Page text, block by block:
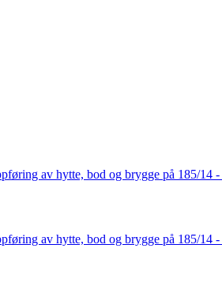
av hytte, bod og brygge på 185/14
av hytte, bod og brygge på 185/14